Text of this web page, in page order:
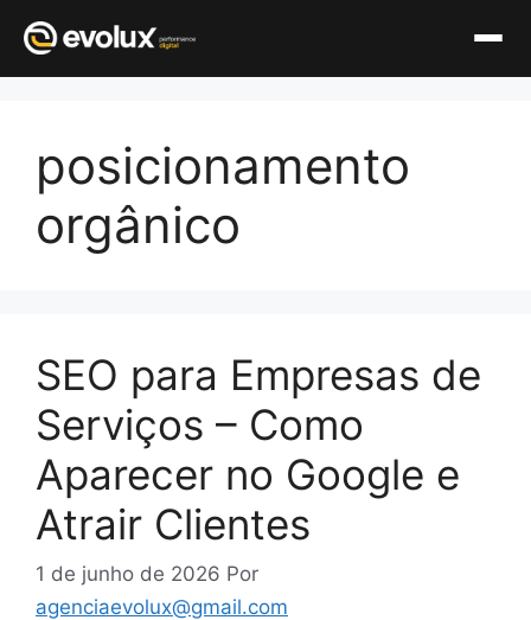
conteúdo
posicionamento
orgânico
SEO para Empresas de
Serviços – Como
Aparecer no Google e
Atrair Clientes
1 de junho de 2026 Por
agenciaevolux@gmail.com